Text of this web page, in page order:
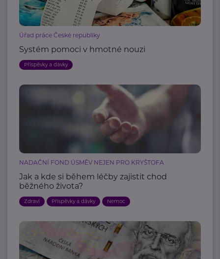
Úřad práce České republiky
Systém pomoci v hmotné nouzi
Příspěvky a dávky
NADAČNÍ FOND ÚSMĚV NEJEN PRO KRYŠTOFA
Jak a kde si během léčby zajistit chod
běžného života?
Zdraví Příspěvky a dávky Nemoc